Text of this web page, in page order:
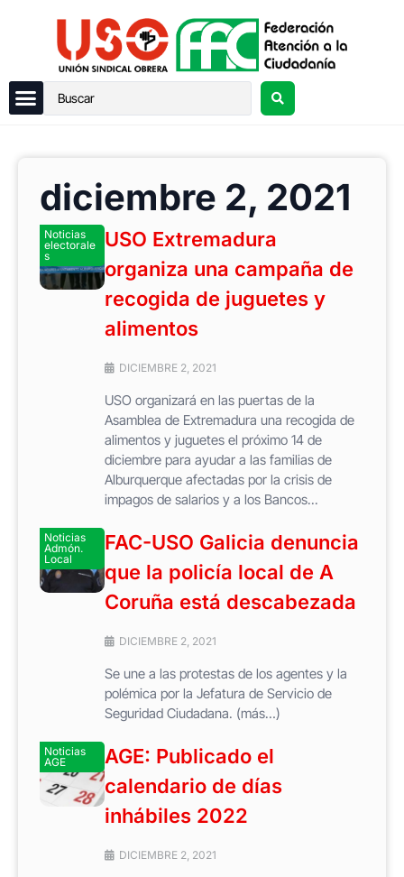
diciembre 2, 2021
Noticias
electorale
s
USO Extremadura
organiza una campaña de
recogida de juguetes y
alimentos
DICIEMBRE 2, 2021
USO organizará en las puertas de la
Asamblea de Extremadura una recogida de
alimentos y juguetes el próximo 14 de
diciembre para ayudar a las familias de
Alburquerque afectadas por la crisis de
impagos de salarios y a los Bancos...
Noticias
Admón.
Local
FAC-USO Galicia denuncia
que la policía local de A
Coruña está descabezada
DICIEMBRE 2, 2021
Se une a las protestas de los agentes y la
polémica por la Jefatura de Servicio de
Seguridad Ciudadana. (más…)
Noticias
AGE
AGE: Publicado el
calendario de días
inhábiles 2022
DICIEMBRE 2, 2021